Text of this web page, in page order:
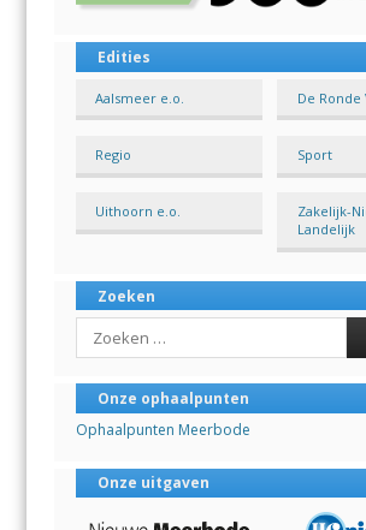
Edities
Aalsmeer e.o. De Ronde
Regio Sport
Uithoorn e.o.
Zakelijk-
Landelijk
Zoeken
Search
Onze ophaalpunten
Ophaalpunten Meerbode
Onze uitgaven